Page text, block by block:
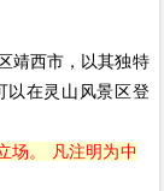
靖西市，以其独特
以在灵山风景区登
场。 凡注明为中